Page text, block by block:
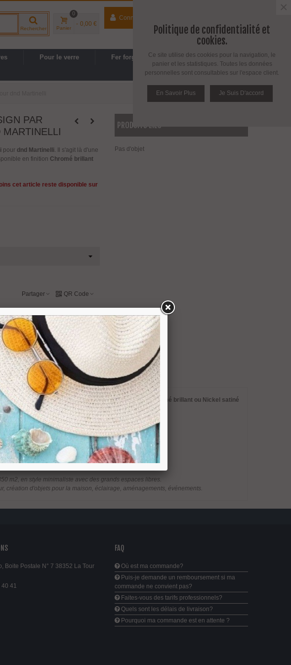
Rechercher Panier
0
- 0,00 €
Connecter
Espace PRO / Avantages PRO
Pour le verre Fer forgé
Cuisine, SDB
PAR
pour dnd Martinelli. Il s'agit là d'une
en finition Chromé brillant
cet article reste disponible sur
Partager QR Code
PRODUITS LIÉS
Pas d'objet
manteau design enlaiton massifdisponible en finitionChromé brillant ou Nickel satiné
m2, en style minimaliste avec des grands espaces libres.
création d'objets pour la maison, éclairage, aménagements, événements.
Boite Postale N° 7 38352 La Tour
40 41
FAQ
Où est ma commande?
Puis-je demande un remboursement si ma
commande ne convient pas?
Faites-vous des tarifs professionnels?
Quels sont les délais de livraison?
Pourquoi ma commande est en attente ?
Politique de confidentialité et
cookies.
Ce site utilise des cookies pour la navigation, le
panier et les statistiques. Toutes les données
personnelles sont consultables sur l'espace client.
En Savoir Plus Je Suis D'accord